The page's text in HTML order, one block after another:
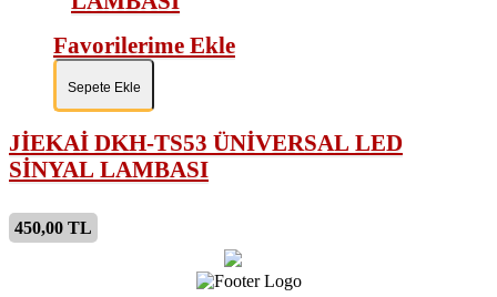
Favorilerime Ekle
Sepete Ekle
JİEKAİ DKH-TS53 ÜNİVERSAL LED
SİNYAL LAMBASI
450,00 TL